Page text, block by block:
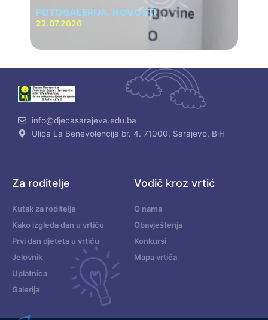
FOTOGALERIJA, NOVOSTI
22.07.2026
info@djecasarajeva.edu.ba
Ulica La Benevolencija br. 4. 71000, Sarajevo, BiH
Za roditelje
Kutak za roditelje
Kako izgleda dan u vrtiću
Prvi dan djeteta u vrtiću
Jelovnik
Uplatnica
Galerija
Vodič kroz vrtić
O nama
Obavještenja
Konkursi
Mapa vrtića